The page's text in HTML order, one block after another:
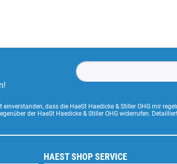
dass die HaeSt Haedicke & Stiller OHG mir
der HaeSt Haedicke & Stiller OHG widerrufen.
HAEST SHOP SERVICE